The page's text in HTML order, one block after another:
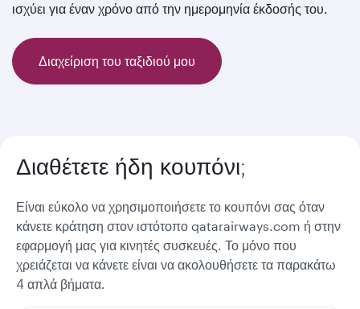
ισχύει για έναν χρόνο από την ημερομηνία έκδοσής του.
Διαχείριση του ταξιδιού μου
Διαθέτετε ήδη κουπόνι;
Είναι εύκολο να χρησιμοποιήσετε το κουπόνι σας όταν
κάνετε κράτηση στον ιστότοπο qatarairways.com ή στην
εφαρμογή μας για κινητές συσκευές. Το μόνο που
χρειάζεται να κάνετε είναι να ακολουθήσετε τα παρακάτω
4 απλά βήματα.